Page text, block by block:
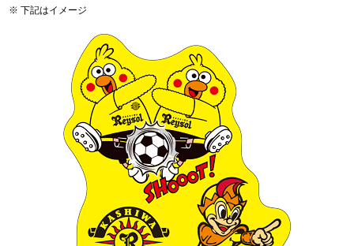
下記はイメージ